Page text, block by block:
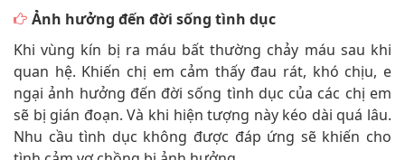
Ảnh hưởng đến đời sống tình dục
Khi vùng kín bị ra máu bất thường chảy máu sau khi
quan hệ. Khiến chị em cảm thấy đau rát, khó chịu, e
ngại ảnh hưởng đến đời sống tình dục của các chị em
sẽ bị gián đoạn. Và khi hiện tượng này kéo dài quá lâu.
Nhu cầu tình dục không được đáp ứng sẽ khiến cho